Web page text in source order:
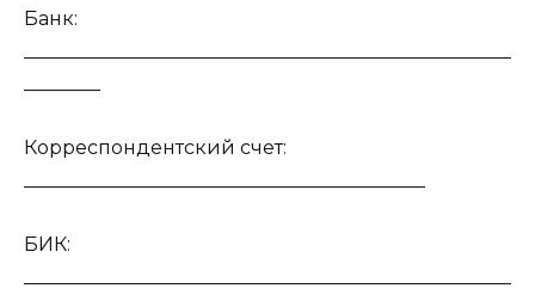
Банк:
Корреспондентский счет:
БИК: